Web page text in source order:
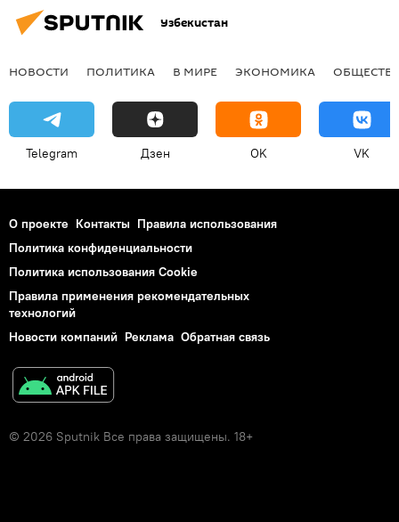
Узбекистан
НОВОСТИ ПОЛИТИКА В МИРЕ ЭКОНОМИКА
Telegram Дзен OK VK
О проекте Контакты Правила использования
Политика конфиденциальности
Политика использования Cookie
Правила применения рекомендательных
технологий
Новости компаний Реклама Обратная связь
© 2026 Sputnik Все права защищены. 18+